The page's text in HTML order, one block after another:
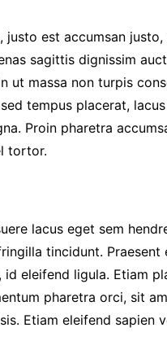
Plurielest accumsan
sagittis dignissim
ut massa non turpis
tempus placerat,
Proin pharetra
tortor.
lacus eget sem
tincidunt.
id eleifend ligula. Etiam
pharetra orci, sit
Etiam eleifend